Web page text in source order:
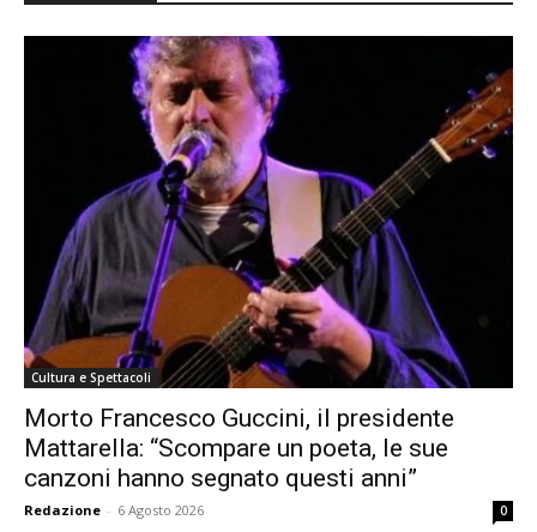
Cultura e Spettacoli
Morto Francesco Guccini, il presidente
Mattarella: “Scompare un poeta, le sue
canzoni hanno segnato questi anni”
Redazione - 6 Agosto 2026 0